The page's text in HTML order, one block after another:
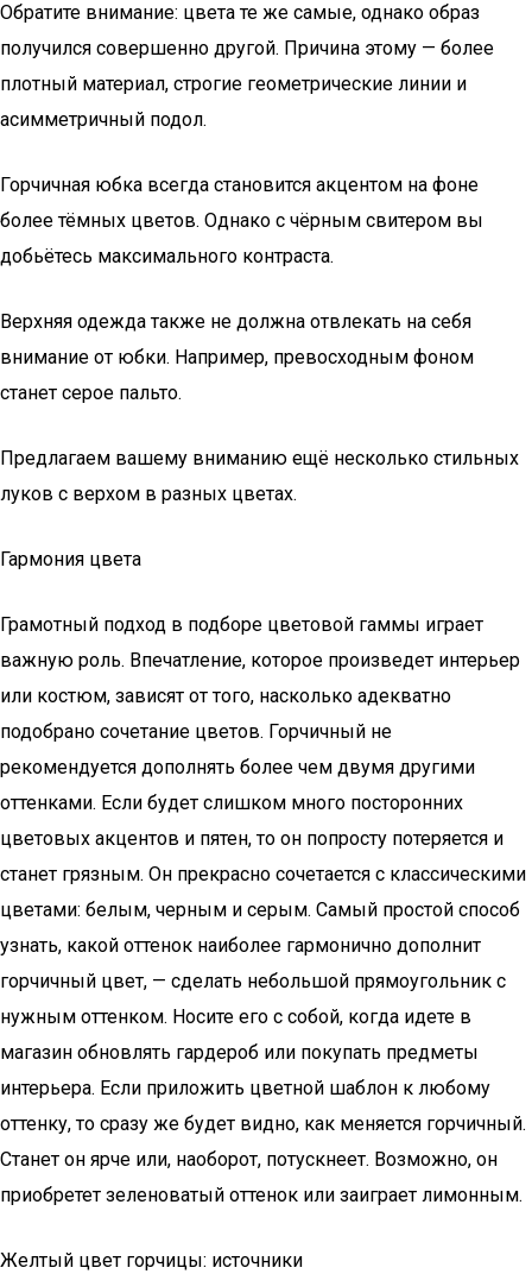
Обратите внимание: цвета те же самые, однако образ
получился совершенно другой. Причина этому — более
плотный материал, строгие геометрические линии и
асимметричный подол.
Горчичная юбка всегда становится акцентом на фоне
более тёмных цветов. Однако с чёрным свитером вы
добьётесь максимального контраста.
Верхняя одежда также не должна отвлекать на себя
внимание от юбки. Например, превосходным фоном
станет серое пальто.
Предлагаем вашему вниманию ещё несколько стильных
луков с верхом в разных цветах.
Гармония цвета
Грамотный подход в подборе цветовой гаммы играет
важную роль. Впечатление, которое произведет интерьер
или костюм, зависят от того, насколько адекватно
подобрано сочетание цветов. Горчичный не
рекомендуется дополнять более чем двумя другими
оттенками. Если будет слишком много посторонних
цветовых акцентов и пятен, то он попросту потеряется и
станет грязным. Он прекрасно сочетается с классическими
цветами: белым, черным и серым. Самый простой способ
узнать, какой оттенок наиболее гармонично дополнит
горчичный цвет, — сделать небольшой прямоугольник с
нужным оттенком. Носите его с собой, когда идете в
магазин обновлять гардероб или покупать предметы
интерьера. Если приложить цветной шаблон к любому
оттенку, то сразу же будет видно, как меняется горчичный.
Станет он ярче или, наоборот, потускнеет. Возможно, он
приобретет зеленоватый оттенок или заиграет лимонным.
Желтый цвет горчицы: источники